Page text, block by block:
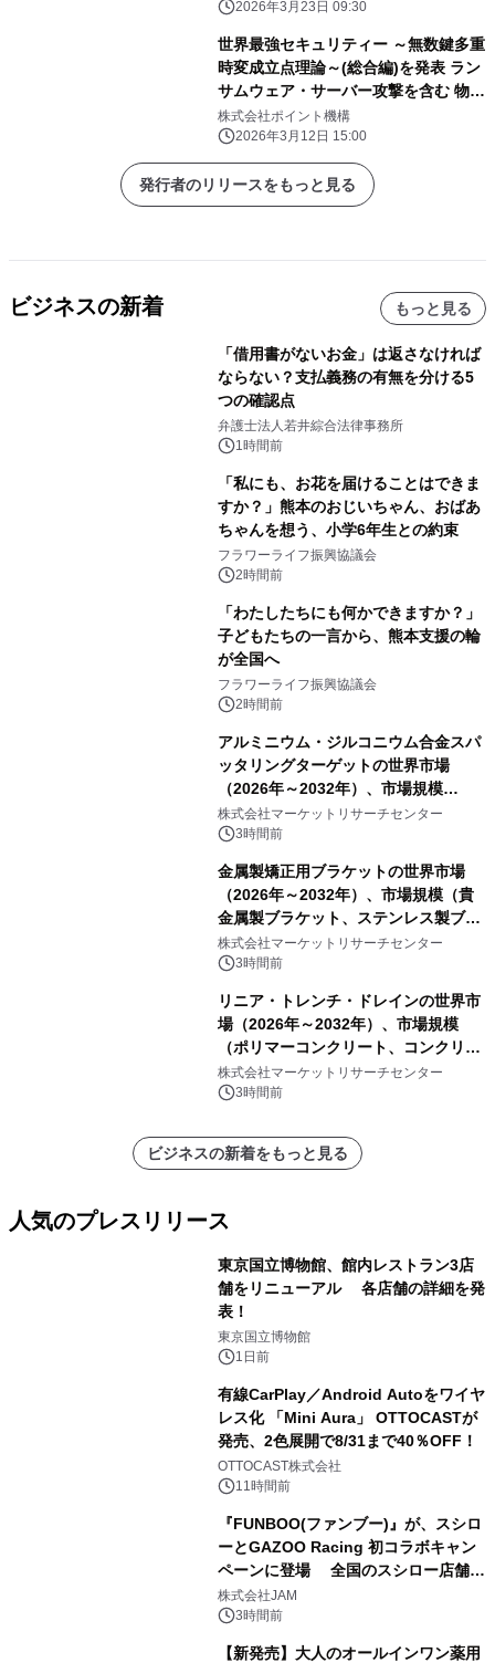
融合 ～“ユーザーの会員登録不要型ポ
2026年3月23日 09:30
世界最強セキュリティー ～無数鍵多重
時変成立点理論～(総合編)を発表 ラン
サムウェア・サーバー攻撃を含む 物理
学的構造設計セキュリティ
株式会社ポイント機構
2026年3月12日 15:00
発行者のリリースをもっと見る
ビジネスの新着 もっと見る
「借用書がないお金」は返さなければ
ならない？支払義務の有無を分ける5
つの確認点
弁護士法人若井綜合法律事務所
1時間前
「私にも、お花を届けることはできま
すか？」熊本のおじいちゃん、おばあ
ちゃんを想う、小学6年生との約束
フラワーライフ振興協議会
2時間前
「わたしたちにも何かできますか？」
子どもたちの一言から、熊本支援の輪
が全国へ
フラワーライフ振興協議会
2時間前
アルミニウム・ジルコニウム合金スパ
ッタリングターゲットの世界市場
（2026年～2032年）、市場規模
（0.995、0.999、その他）・分析レポ
ートを発表
株式会社マーケットリサーチセンター
3時間前
金属製矯正用ブラケットの世界市場
（2026年～2032年）、市場規模（貴
金属製ブラケット、ステンレス製ブラ
ケット、純チタン製ブラケット）・分
析レポートを発表
株式会社マーケットリサーチセンター
3時間前
リニア・トレンチ・ドレインの世界市
場（2026年～2032年）、市場規模
（ポリマーコンクリート、コンクリー
ト、プラスチック、金属）・分析レポ
ートを発表
株式会社マーケットリサーチセンター
3時間前
ビジネスの新着をもっと見る
人気のプレスリリース
東京国立博物館、館内レストラン3店
舗をリニューアル 各店舗の詳細を発
表！
東京国立博物館
1日前
有線CarPlay／Android Autoをワイヤ
レス化 「Mini Aura」 OTTOCASTが
発売、2色展開で8/31まで40％OFF！
OTTOCAST株式会社
11時間前
『FUNBOO(ファンブー)』が、スシロ
ーとGAZOO Racing 初コラボキャン
ペーンに登場 全国のスシロー店舗で
GR 4車種の FUNBOO(ミニカー)付き
メニューが展開されます
株式会社JAM
3時間前
【新発売】大人のオールインワン薬用